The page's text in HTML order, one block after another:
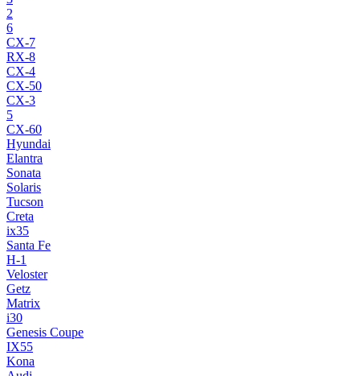
2
6
CX-7
RX-8
CX-4
CX-50
CX-3
5
CX-60
Hyundai
Elantra
Sonata
Solaris
Tucson
Creta
ix35
Santa Fe
H-1
Veloster
Getz
Matrix
i30
Genesis Coupe
IX55
Kona